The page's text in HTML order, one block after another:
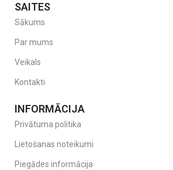
SAITES
Sākums
Par mums
Veikals
Kontakti
INFORMĀCIJA
Privātuma politika
Lietošanas noteikumi
Piegādes informācija